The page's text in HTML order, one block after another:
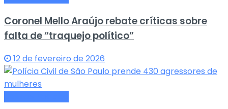
Coronel Mello Araújo rebate críticas sobre
falta de “traquejo político”
12 de fevereiro de 2026